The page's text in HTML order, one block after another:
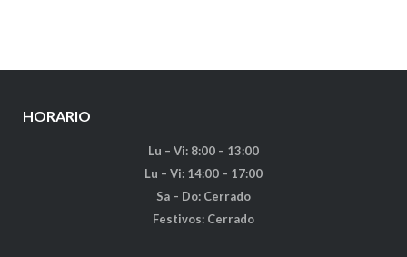
HORARIO
Lu – Vi: 8:00 – 13:00
Lu – Vi: 14:00 – 17:00
Sa – Do: Cerrado
Festivos: Cerrado